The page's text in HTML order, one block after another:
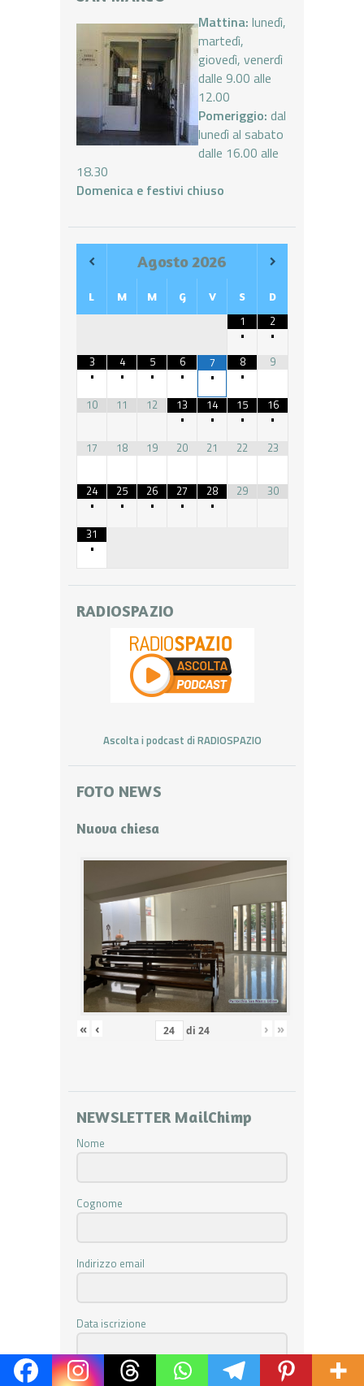
Mattina: lunedì,
martedì,
giovedì, venerdì
dalle 9.00 alle
12.00
Pomeriggio: dal
lunedì al sabato
dalle 16.00 alle
18.30
Domenica e festivi chiuso
Agosto 2026
L M M G V S D
1
•
2
•
3
•
4
•
5
•
6
•
7
•
8
•
9
10 11 12
13
•
14
•
15
•
16
•
17
18 19 20 21 22 23
24
•
25
•
26
•
27
•
28
•
29 30
31
•
RADIOSPAZIO
Ascolta i podcast di RADIOSPAZIO
FOTO NEWS
Nuova chiesa
« ‹ di 24 › »
NEWSLETTER MailChimp
Nome
Cognome
Indirizzo email
Data iscrizione